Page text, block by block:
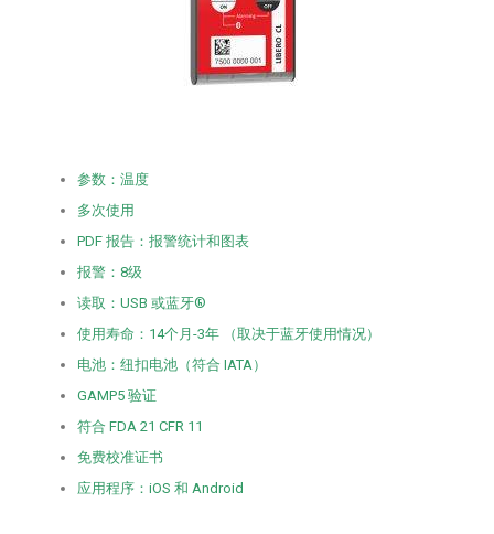
参数：温度
多次使用
PDF 报告：报警统计和图表
报警：8级
读取：USB 或蓝牙®
使用寿命：14个月-3年 （取决于蓝牙使用情况）
电池：纽扣电池（符合 IATA）
GAMP5 验证
符合 FDA 21 CFR 11
免费校准证书
应用程序：iOS 和 Android